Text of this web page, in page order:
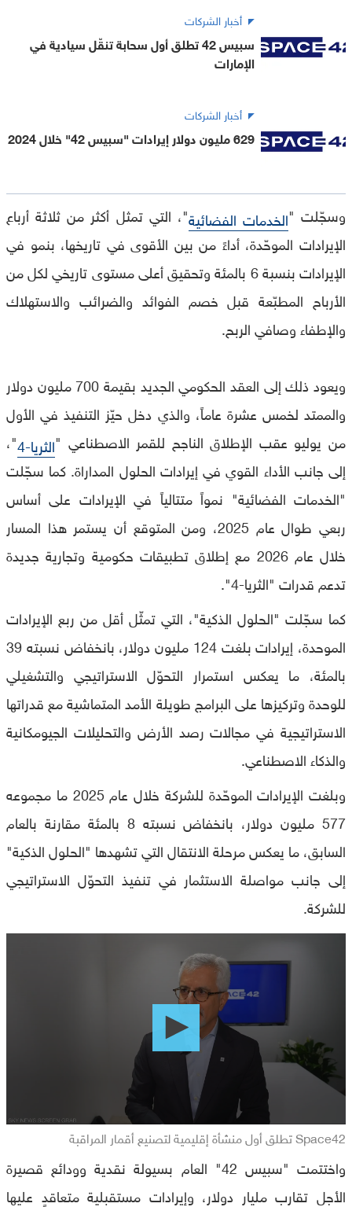
أخبار الشركات
سبيس 42 تطلق أول سحابة تنقّل سيادية في
الإمارات
أخبار الشركات
629 مليون دولار إيرادات "سبيس 42" خلال 2024
وسجّلت "الخدمات الفضائية"، التي تمثل أكثر من ثلاثة أرباع
الإيرادات الموحّدة، أداءً من بين الأقوى في تاريخها، بنمو في
الإيرادات بنسبة 6 بالمئة وتحقيق أعلى مستوى تاريخي لكل من
الأرباح المطبّعة قبل خصم الفوائد والضرائب والاستهلاك
والإطفاء وصافي الربح.
ويعود ذلك إلى العقد الحكومي الجديد بقيمة 700 مليون دولار
والممتد لخمس عشرة عاماً، والذي دخل حيّز التنفيذ في الأول
من يوليو عقب الإطلاق الناجح للقمر الاصطناعي "الثريا-4 "،
إلى جانب الأداء القوي في إيرادات الحلول المداراة. كما سجّلت
"الخدمات الفضائية" نمواً متتالياً في الإيرادات على أساس
ربعي طوال عام 2025، ومن المتوقع أن يستمر هذا المسار
خلال عام 2026 مع إطلاق تطبيقات حكومية وتجارية جديدة
تدعم قدرات "الثريا-4".
كما سجّلت "الحلول الذكية"، التي تمثّل أقل من ربع الإيرادات
الموحدة، إيرادات بلغت 124 مليون دولار، بانخفاض نسبته 39
بالمئة، ما يعكس استمرار التحوّل الاستراتيجي والتشغيلي
للوحدة وتركيزها على البرامج طويلة الأمد المتماشية مع قدراتها
الاستراتيجية في مجالات رصد الأرض والتحليلات الجيومكانية
والذكاء الاصطناعي.
وبلغت الإيرادات الموحّدة للشركة خلال عام 2025 ما مجموعه
577 مليون دولار، بانخفاض نسبته 8 بالمئة مقارنة بالعام
السابق، ما يعكس مرحلة الانتقال التي تشهدها "الحلول الذكية"
إلى جانب مواصلة الاستثمار في تنفيذ التحوّل الاستراتيجي
للشركة.
Space42 تطلق أول منشأة إقليمية لتصنيع أقمار المراقبة
واختتمت "سبيس 42" العام بسيولة نقدية وودائع قصيرة
الأجل تقارب مليار دولار، وإيرادات مستقبلية متعاقدٍ عليها